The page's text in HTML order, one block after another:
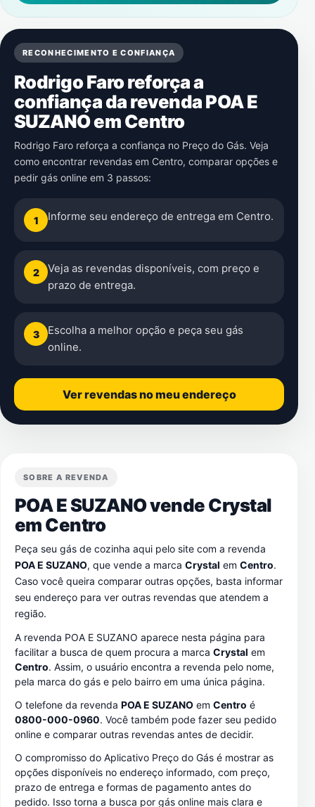
RECONHECIMENTO E CONFIANÇA
Rodrigo Faro reforça a
confiança da revenda POA E
SUZANO em Centro
Rodrigo Faro reforça a confiança no Preço do Gás. Veja
como encontrar revendas em Centro, comparar opções e
pedir gás online em 3 passos:
1 Informe seu endereço de entrega em Centro.
2
Veja as revendas disponíveis, com preço e
prazo de entrega.
3
Escolha a melhor opção e peça seu gás
online.
Ver revendas no meu endereço
SOBRE A REVENDA
POA E SUZANO vende Crystal
emCentro
Peça seu gás de cozinha aqui pelo site com a revenda
POA E SUZANO, que vende a marca Crystal em Centro.
Caso você queira comparar outras opções, basta informar
seu endereço para ver outras revendas que atendem a
região.
A revenda POA E SUZANO aparece nesta página para
facilitar a busca de quem procura a marca Crystal em
Centro. Assim, o usuário encontra a revenda pelo nome,
pela marca do gás e pelo bairro em uma única página.
O telefone da revenda POA E SUZANO em Centro é
0800-000-0960. Você também pode fazer seu pedido
online e comparar outras revendas antes de decidir.
O compromisso do Aplicativo Preço do Gás é mostrar as
opções disponíveis no endereço informado, com preço,
prazo de entrega e formas de pagamento antes do
pedido. Isso torna a busca por gás online mais clara e